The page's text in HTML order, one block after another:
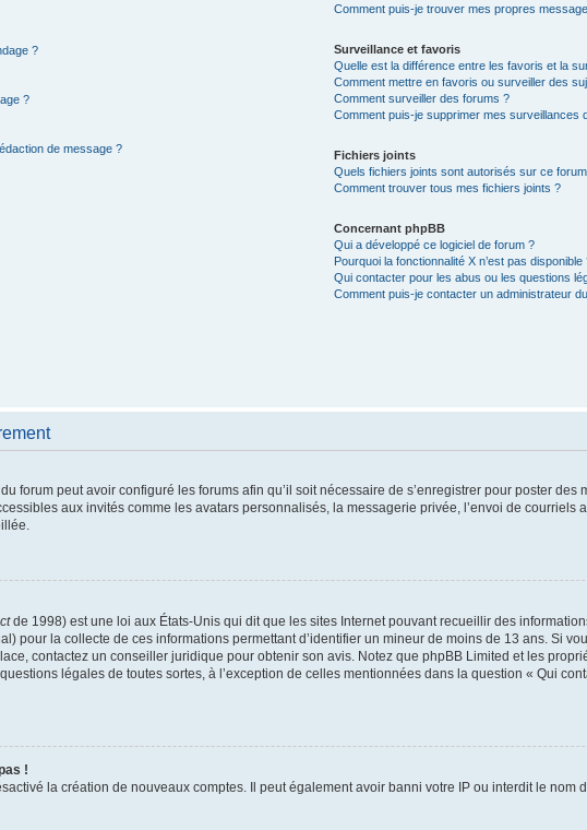
?
?
de message ?
Comment puis-je trouver mes propres
Surveillance et favoris
Quelle est la différence entre les favoris et la
Comment mettre en favoris ou surveiller des
Comment surveiller des forums ?
Comment puis-je supprimer mes surveillances
Fichiers joints
Quels fichiers joints sont autorisés sur ce
Comment trouver tous mes fichiers joints ?
Concernant phpBB
Qui a développé ce logiciel de forum ?
Pourquoi la fonctionnalité X n’est pas disponible
Qui contacter pour les abus ou les questions
Comment puis-je contacter un administrateur
forum peut avoir configuré les forums afin qu’il soit nécessaire de s’enregistrer pour poster
aux invités comme les avatars personnalisés, la messagerie privée, l’envoi de courriels
de 1998) est une loi aux États-Unis qui dit que les sites Internet pouvant recueillir des
pour la collecte de ces informations permettant d’identifier un mineur de moins de 13 ans. Si
contactez un conseiller juridique pour obtenir son avis. Notez que phpBB Limited et les
légales de toutes sortes, à l’exception de celles mentionnées dans la question « Qui
!
la création de nouveaux comptes. Il peut également avoir banni votre IP ou interdit le nom